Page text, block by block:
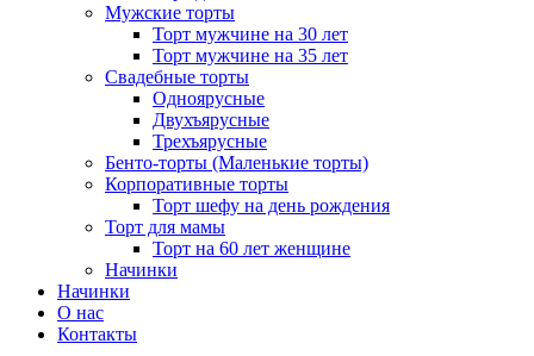
Мужские торты
Торт мужчине на 30 лет
Торт мужчине на 35 лет
Свадебные торты
Одноярусные
Двухъярусные
Трехъярусные
Бенто-торты (Маленькие торты)
Корпоративные торты
Торт шефу на день рождения
Торт для мамы
Торт на 60 лет женщине
Начинки
Начинки
О нас
Контакты